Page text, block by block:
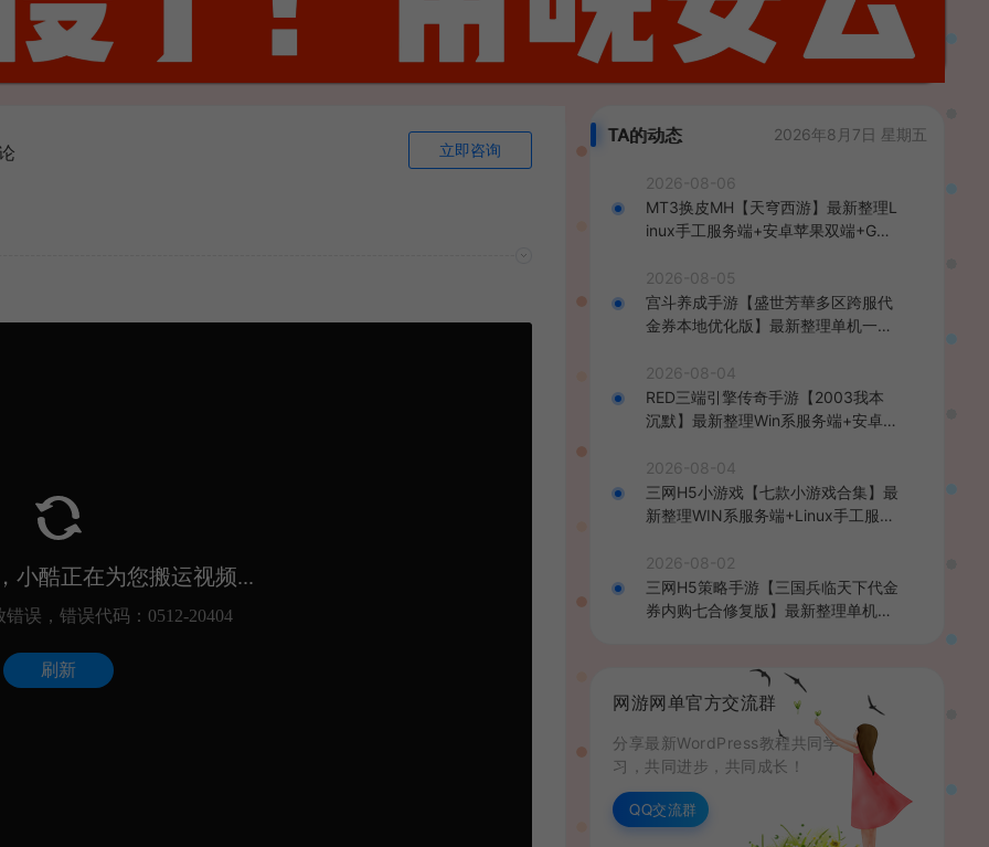
立即咨询
TA的动态 2026年8月7日 星期五
2026-08-06
MT3换皮MH【天穹西游】最新整理L
inux手工服务端+安卓苹果双端+GM
教程
2026-08-05
宫斗养成手游【盛世芳華多区跨服代
金券本地优化版】最新整理单机一键
后台+安卓+详细搭建教程
2026-08-04
RED三端引擎传奇手游【2003我本
沉默】最新整理Win系服务端+安卓苹
2026-08-04
三网H5小游戏【七款小游戏合集】最
新整理WIN系服务端+Linux手工服务
2026-08-02
三网H5策略手游【三国兵临天下代金
券内购七合修复版】最新整理单机一
端+详细搭建教程+视频教程
网游网单官方交流群
分享最新WordPress教程共同学
习，共同进步，共同成长！
QQ交流群